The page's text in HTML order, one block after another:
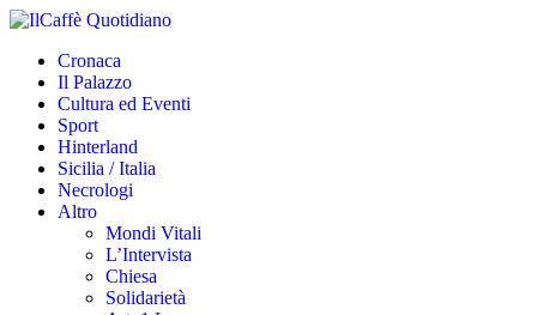
Cronaca
Il Palazzo
Cultura ed Eventi
Sport
Hinterland
Sicilia / Italia
Necrologi
Altro
Mondi Vitali
L’Intervista
Chiesa
Solidarietà